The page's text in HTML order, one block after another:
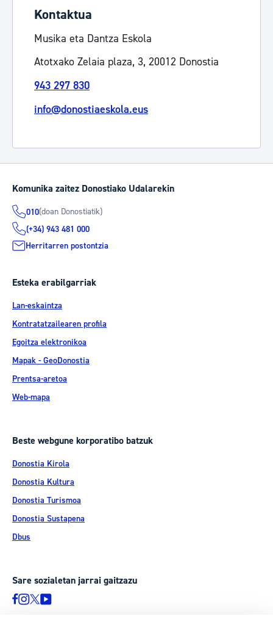
Kontaktua
Musika eta Dantza Eskola
Atotxako Zelaia plaza, 3, 20012 Donostia
943 297 830
info@donostiaeskola.eus
Komunika zaitez Donostiako Udalarekin
010(doan Donostiatik)
(+34) 943 481 000
Herritarren postontzia
Esteka erabilgarriak
Lan-eskaintza
Kontratatzailearen profila
Egoitza elektronikoa
Mapak - GeoDonostia
Prentsa-aretoa
Web-mapa
Beste webgune korporatibo batzuk
Donostia Kirola
Donostia Kultura
Donostia Turismoa
Donostia Sustapena
Dbus
Sare sozialetan jarrai gaitzazu